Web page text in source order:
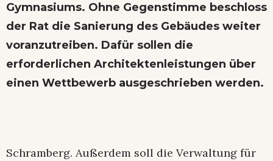
Gymnasiums. Ohne Gegenstimme beschloss
der Rat die Sanierung des Gebäudes weiter
voranzutreiben. Dafür sollen die
erforderlichen Architektenleistungen über
einen Wettbewerb ausgeschrieben werden.
Schramberg. Außerdem soll die Verwaltung für